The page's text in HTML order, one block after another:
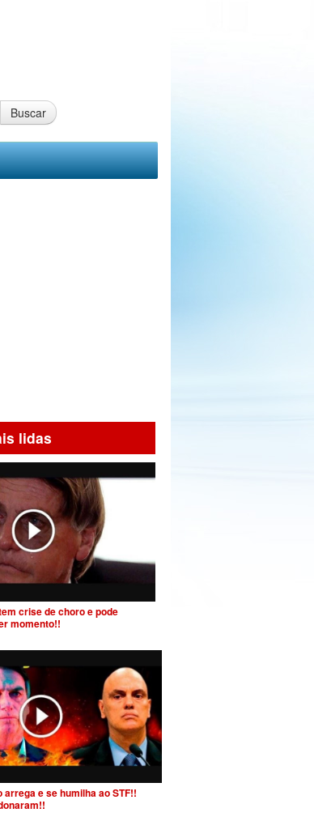
Buscar
lidas
crise de choro e pode
momento!!
arrega e se humilha ao STF!!